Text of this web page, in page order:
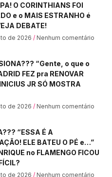
O CORINTHIANS FOI
e o MAIS ESTRANHO é
DEBATE!
de 2026 Nenhum comentário
“Gente, o que o
FEZ pra RENOVAR
JR SÓ MOSTRA
de 2026 Nenhum comentário
“ESSA É A
ELE BATEU O PÉ e…”
no FLAMENGO FICOU
de 2026 Nenhum comentário